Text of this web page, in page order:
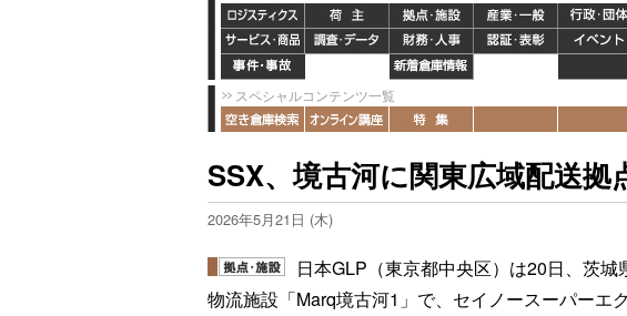
スペシャルコンテンツ一覧
SSX、境古河に関東広域配送拠
2026年5月21日 (木)
日本GLP（東京都中央区）は20日、茨
物流施設「Marq境古河1」で、セイノースーパーエ